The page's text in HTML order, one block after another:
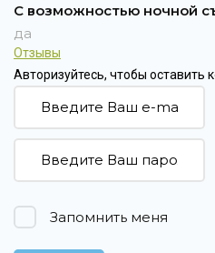
С возможностью ночной
да
Отзывы
Авторизуйтесь, чтобы оставить
Запомнить меня